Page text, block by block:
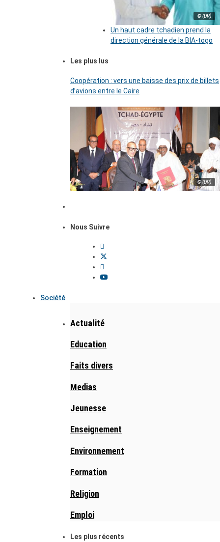
© (DR)
Un haut cadre tchadien prend la
direction générale de la BIA-togo
Les plus lus
Coopération : vers une baisse des prix de billets
d’avions entre le Caire
© (DR)
Nous Suivre
Société
Actualité
Education
Faits divers
Medias
Jeunesse
Enseignement
Environnement
Formation
Religion
Emploi
Les plus récents